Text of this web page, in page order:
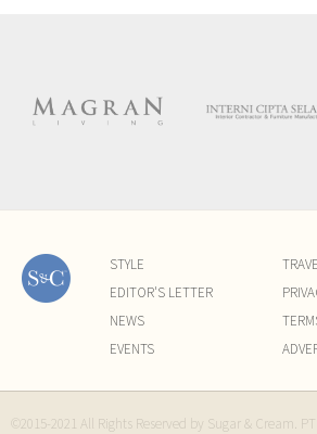
STYLE
EDITOR'S LETTER
NEWS
EVENTS
©2015-2021 All Rights Reserved by Sugar & Cream.